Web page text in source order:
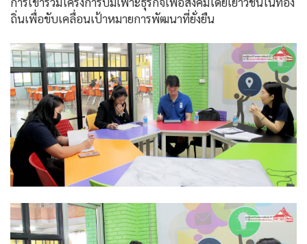
ถิ่นเพื่อขับเคลื่อนเป้าหมายการพัฒนาที่ยั่งยืน